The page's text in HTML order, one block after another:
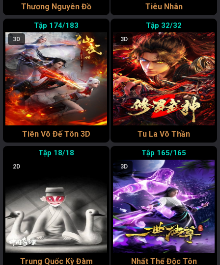
Thương Nguyên Đồ Tiêu Nhân
174/183
3D
Tiên Võ Đế Tôn 3D
32/32
3D
Tu La Võ Thần
18/18
2D
Trung Quốc Kỳ Đàm
165/165
3D
Nhất Thế Độc Tôn